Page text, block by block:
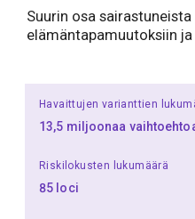
Suurin osa
elämäntapamuutoksiin ja
Havaittujen varianttien
13,5 miljoonaa
Riskilokusten lukumäärä
85 loci